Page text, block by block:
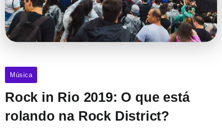
Música
Rock in Rio 2019: O que está
rolando na Rock District?